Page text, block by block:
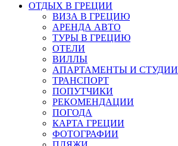
ОТДЫХ В ГРЕЦИИ
ВИЗА В ГРЕЦИЮ
АРЕНДА АВТО
ТУРЫ В ГРЕЦИЮ
ОТЕЛИ
ВИЛЛЫ
АПАРТАМЕНТЫ И СТУДИИ
ТРАНСПОРТ
ПОПУТЧИКИ
РЕКОМЕНДАЦИИ
ПОГОДА
КАРТА ГРЕЦИИ
ФОТОГРАФИИ